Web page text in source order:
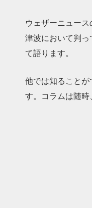
ウェザーニュー
津波において判
て語ります。
他では知ることが
す。コラムは随時